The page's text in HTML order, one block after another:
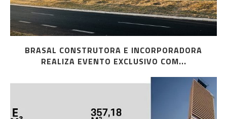
BRASAL CONSTRUTORA E INCORPORADORA
REALIZA EVENTO EXCLUSIVO COM...